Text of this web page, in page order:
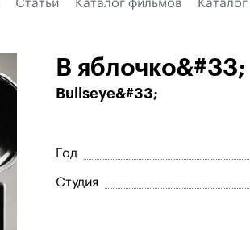
Статьи Каталог фильмов
В
Bullseye&#33;
Год
Студия